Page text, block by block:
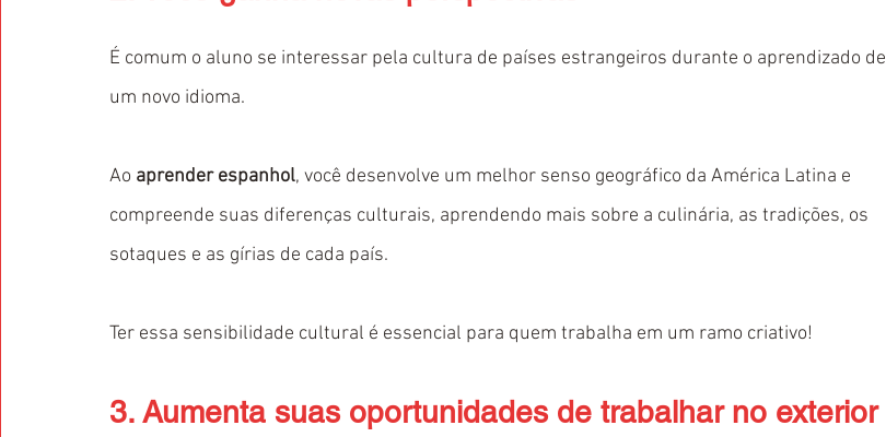
É comum o aluno se interessar pela cultura de países estrangeiros durante o aprendizado de
um novo idioma.
Ao aprender espanhol, você desenvolve um melhor senso geográfico da América Latina e
compreende suas diferenças culturais, aprendendo mais sobre a culinária, as tradições, os
sotaques e as gírias de cada país.
Ter essa sensibilidade cultural é essencial para quem trabalha em um ramo criativo!
3. Aumenta suas oportunidades de trabalhar no exterior